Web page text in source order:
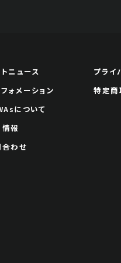
ニュース
ォメーション
について
報
わせ
プライ
特定商